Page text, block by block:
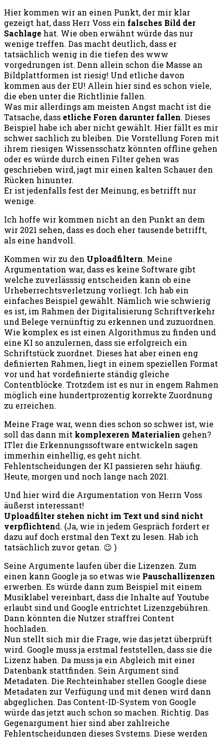
Hier kommen wir an einen Punkt, der mir klar
gezeigt hat, dass Herr Voss ein falsches Bild der
Sachlage hat. Wie oben erwähnt würde das nur
wenige treffen. Das macht deutlich, dass er
tatsächlich wenig in die tiefen des www
vorgedrungen ist. Denn allein schon die Masse an
Bildplattformen ist riesig! Und etliche davon
kommen aus der EU! Allein hier sind es schon viele,
die eben unter die Richtlinie fallen.
Was mir allerdings am meisten Angst macht ist die
Tatsache, dass etliche Foren darunter fallen. Dieses
Beispiel habe ich aber nicht gewählt. Hier fällt es mir
schwer sachlich zu bleiben. Die Vorstellung Foren mit
ihrem riesigen Wissensschatz könnten offline gehen
oder es würde durch einen Filter gehen was
geschrieben wird, jagt mir einen kalten Schauer den
Rücken hinunter.
Er ist jedenfalls fest der Meinung, es betrifft nur
wenige.
Ich hoffe wir kommen nicht an den Punkt an dem
wir 2021 sehen, dass es doch eher tausende betrifft,
als eine handvoll.
Kommen wir zu den Uploadfiltern. Meine
Argumentation war, dass es keine Software gibt
welche zuverlässsig entscheiden kann ob eine
Urheberrechtsverletzung vorliegt. Ich hab ein
einfaches Beispiel gewählt. Nämlich wie schwierig
es ist, im Rahmen der Digitalisierung Schriftverkehr
und Belege vernünftig zu erkennen und zuzuordnen.
Wie komplex es ist einen Algorithmus zu finden und
eine KI so anzulernen, dass sie erfolgreich ein
Schriftstück zuordnet. Dieses hat aber einen eng
definierten Rahmen, liegt in einem speziellen Format
vor und hat vordefinierte ständig gleiche
Contentblöcke. Trotzdem ist es nur in engem Rahmen
möglich eine hundertprozentig korrekte Zuordnung
zu erreichen.
Meine Frage war, wenn dies schon so schwer ist, wie
soll das dann mit komplexeren Materialien gehen?
ITler die Erkennungssoftware entwickeln sagen
immerhin einhellig, es geht nicht.
Fehlentscheidungen der KI passieren sehr häufig.
Heute, morgen und noch lange nach 2021.
Und hier wird die Argumentation von Herrn Voss
äußerst interessant!
Uploadfilter stehen nicht im Text und sind nicht
verpflichtend. (Ja, wie in jedem Gespräch fordert er
dazu auf doch erstmal den Text zu lesen. Hab ich
tatsächlich zuvor getan. 😉 )
Seine Argumente laufen über die Lizenzen. Zum
einen kann Google ja so etwas wie Pauschallizenzen
erwerben. Es würde dann zum Beispiel mit einem
Musiklabel vereinbart, dass die Inhalte auf Youtube
erlaubt sind und Google entrichtet Lizenzgebühren.
Dann könnten die Nutzer straffrei Content
hochladen.
Nun stellt sich mir die Frage, wie das jetzt überprüft
wird. Google muss ja erstmal feststellen, dass sie die
Lizenz haben. Da muss ja ein Abgleich mit einer
Datenbank stattfinden. Sein Argument sind
Metadaten. Die Rechteinhaber stellen Google diese
Metadaten zur Verfügung und mit denen wird dann
abgeglichen. Das Content-ID-System von Google
würde das jetzt auch schon so machen. Richtig. Das
Gegenargument hier sind aber zahlreiche
Fehlentscheidungen dieses Systems. Diese werden